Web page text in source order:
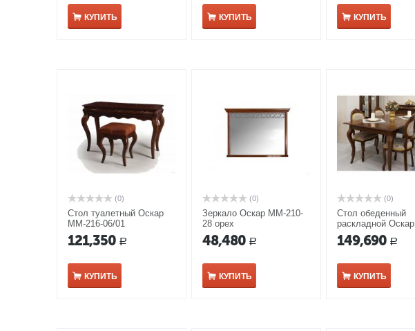
КУПИТЬ КУПИТЬ КУПИТЬ
(0)
Стол туалетный Оскар
ММ-216-06/01
121,350 Р
КУПИТЬ
(0)
Зеркало Оскар ММ-210-
28 орех
48,480 Р
КУПИТЬ
(0)
Стол обеденный
раскладной Оскар
ММ-210-40 коньяк
149,690 Р
КУПИТЬ